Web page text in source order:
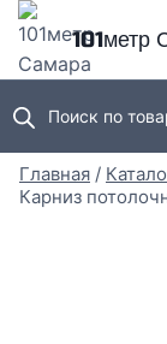
Перейти
содержимому
101метр
Поиск по
Главная /
Карниз